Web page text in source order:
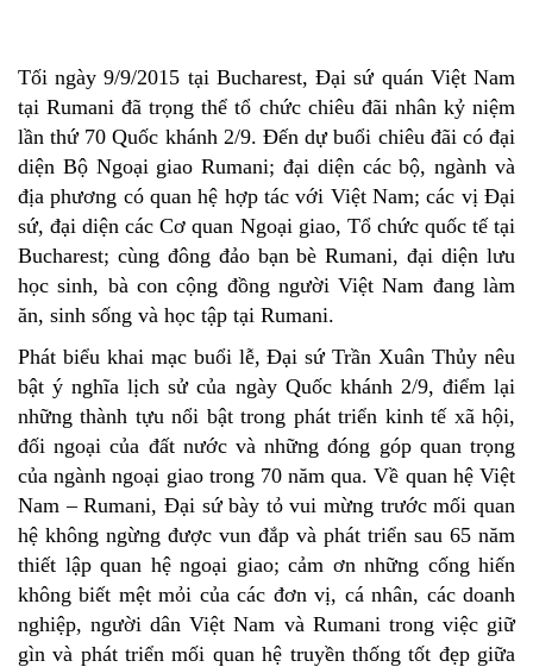
Tối ngày 9/9/2015 tại Bucharest, Đại sứ quán Việt Nam
tại Rumani đã trọng thể tổ chức chiêu đãi nhân kỷ niệm
lần thứ 70 Quốc khánh 2/9. Đến dự buổi chiêu đãi có đại
diện Bộ Ngoại giao Rumani; đại diện các bộ, ngành và
địa phương có quan hệ hợp tác với Việt Nam; các vị Đại
sứ, đại diện các Cơ quan Ngoại giao, Tổ chức quốc tế tại
Bucharest; cùng đông đảo bạn bè Rumani, đại diện lưu
học sinh, bà con cộng đồng người Việt Nam đang làm
ăn, sinh sống và học tập tại Rumani.
Phát biểu khai mạc buổi lễ, Đại sứ Trần Xuân Thủy nêu
bật ý nghĩa lịch sử của ngày Quốc khánh 2/9, điểm lại
những thành tựu nổi bật trong phát triển kinh tế xã hội,
đối ngoại của đất nước và những đóng góp quan trọng
của ngành ngoại giao trong 70 năm qua. Về quan hệ Việt
Nam – Rumani, Đại sứ bày tỏ vui mừng trước mối quan
hệ không ngừng được vun đắp và phát triển sau 65 năm
thiết lập quan hệ ngoại giao; cảm ơn những cống hiến
không biết mệt mỏi của các đơn vị, cá nhân, các doanh
nghiệp, người dân Việt Nam và Rumani trong việc giữ
gìn và phát triển mối quan hệ truyền thống tốt đẹp giữa